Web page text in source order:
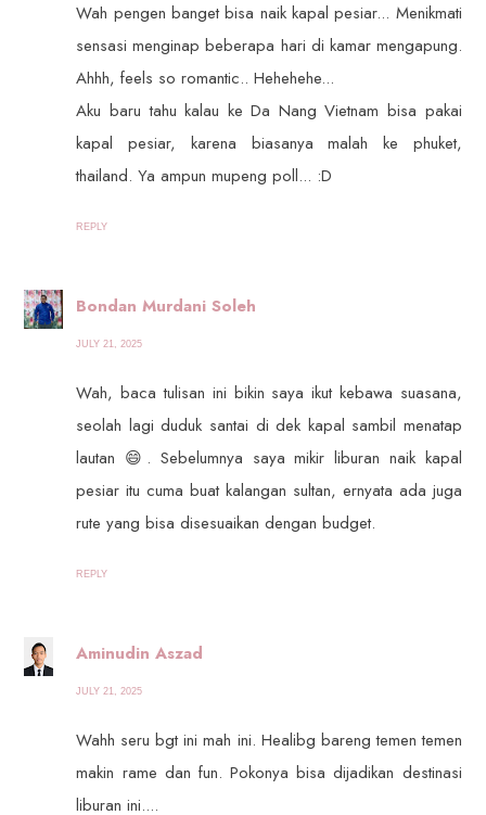
Wah pengen banget bisa naik kapal pesiar... Menikmati
sensasi menginap beberapa hari di kamar mengapung.
Ahhh, feels so romantic.. Hehehehe...
Aku baru tahu kalau ke Da Nang Vietnam bisa pakai
kapal pesiar, karena biasanya malah ke phuket,
thailand. Ya ampun mupeng poll... :D
REPLY
Bondan Murdani Soleh
JULY 21, 2025
Wah, baca tulisan ini bikin saya ikut kebawa suasana,
seolah lagi duduk santai di dek kapal sambil menatap
lautan 😄. Sebelumnya saya mikir liburan naik kapal
pesiar itu cuma buat kalangan sultan, ernyata ada juga
rute yang bisa disesuaikan dengan budget.
REPLY
Aminudin Aszad
JULY 21, 2025
Wahh seru bgt ini mah ini. Healibg bareng temen temen
makin rame dan fun. Pokonya bisa dijadikan destinasi
liburan ini....